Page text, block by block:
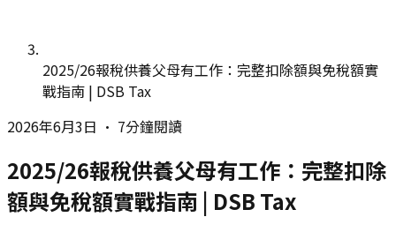
2025/26報稅供養父母有工作：完整扣除額與免稅額實
戰指南 | DSB Tax
2026年6月3日 • 7分鐘閱讀
2025/26報稅供養父母有工作：完整扣除
額與免稅額實戰指南 | DSB Tax